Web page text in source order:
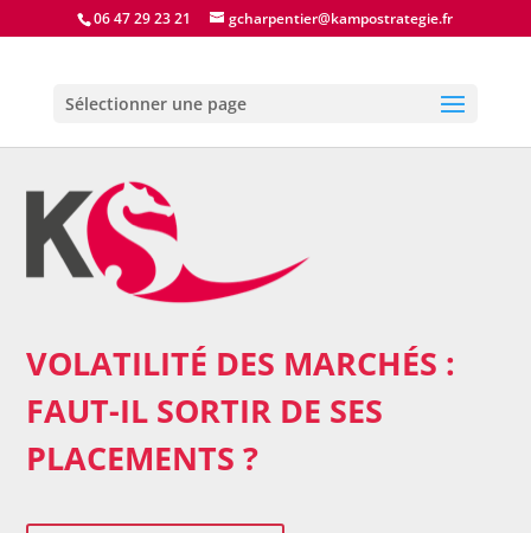
06 47 29 23 21 gcharpentier@kampostrategie.fr
Sélectionner une page
VOLATILITÉ DES MARCHÉS :
FAUT-IL SORTIR DE SES
PLACEMENTS ?